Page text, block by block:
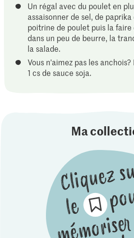
Un régal avec du poulet en
assaisonner de sel, de
poitrine de poulet puis la faire
dans un peu de beurre, la
la salade.
Vous n'aimez pas les
1 cs de sauce soja.
Ma